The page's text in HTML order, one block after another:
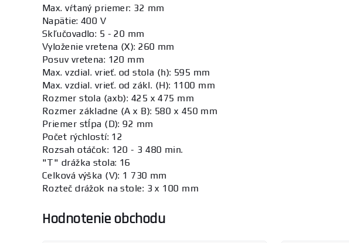
Max. vŕtaný priemer: 32 mm
Napätie: 400 V
Skľučovadlo: 5 - 20 mm
Vyloženie vretena (X): 260 mm
Posuv vretena: 120 mm
Max. vzdial. vrieť. od stola (h): 595 mm
Max. vzdial. vrieť. od zákl. (H): 1100 mm
Rozmer stola (axb): 425 x 475 mm
Rozmer základne (A x B): 580 x 450 mm
Priemer stĺpa (D): 92 mm
Počet rýchlostí: 12
Rozsah otáčok: 120 - 3 480 min.
"T" drážka stola: 16
Celková výška (V): 1 730 mm
Rozteč drážok na stole: 3 x 100 mm
Hodnotenie obchodu